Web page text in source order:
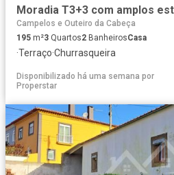
Campelos e Outeiro da Cabeça
195 m²3 Quartos2 BanheirosCasa
·Terraço·Churrasqueira
Disponibilizado há uma semana por
Properstar